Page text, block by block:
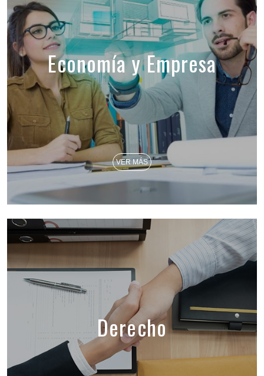
Economía y Empresa
VER MÁS
Derecho